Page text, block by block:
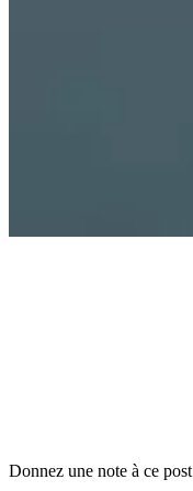
Donnez une note à ce post